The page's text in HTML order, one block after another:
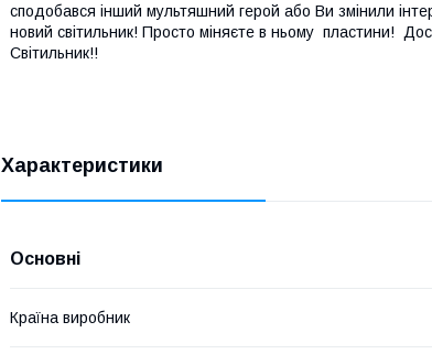
сподобався інший мультяшний герой або Ви змінили
новий світильник! Просто міняєте в ньому пластини!
Світильник!!
Характеристики
Основні
Країна виробник